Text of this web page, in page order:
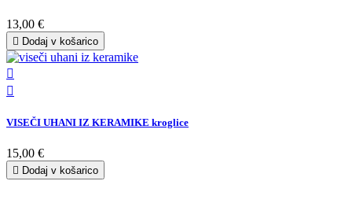
13,00 €
 Dodaj v košarico


VISEČI UHANI IZ KERAMIKE kroglice
15,00 €
 Dodaj v košarico